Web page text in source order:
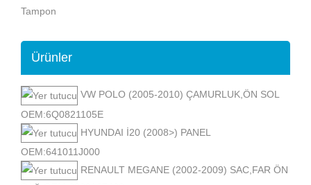
Tampon
Ürünler
VW POLO (2005-2010) ÇAMURLUK,ÖN SOL
OEM:6Q0821105E
HYUNDAI İ20 (2008>) PANEL
OEM:641011J000
RENAULT MEGANE (2002-2009) SAC,FAR ÖN